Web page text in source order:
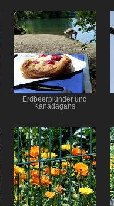
Erdbeerplunder und
Kanadagans